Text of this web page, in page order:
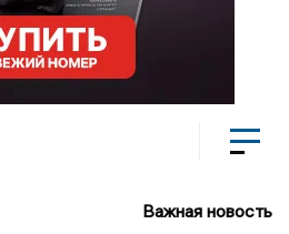
Важная новость